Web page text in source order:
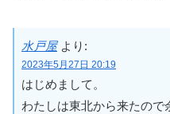
水戸屋 より:
2023年5月27日 20:19
はじめまして。
わたしは東北から来たので